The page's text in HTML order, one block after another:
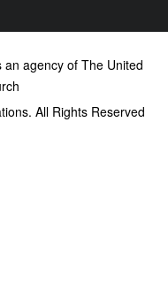
agency of The United
All Rights Reserved